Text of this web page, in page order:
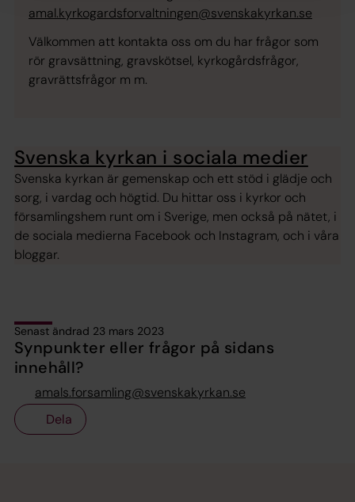
amal.kyrkogardsforvaltningen@svenskakyrkan.se
Välkommen att kontakta oss om du har frågor som
rör gravsättning, gravskötsel, kyrkogårdsfrågor,
gravrättsfrågor m m.
Svenska kyrkan i sociala medier
Svenska kyrkan är gemenskap och ett stöd i glädje och
sorg, i vardag och högtid. Du hittar oss i kyrkor och
församlingshem runt om i Sverige, men också på nätet, i
de sociala medierna Facebook och Instagram, och i våra
bloggar.
Senast ändrad 23 mars 2023
Synpunkter eller frågor på sidans
innehåll?
amals.forsamling@svenskakyrkan.se
Dela